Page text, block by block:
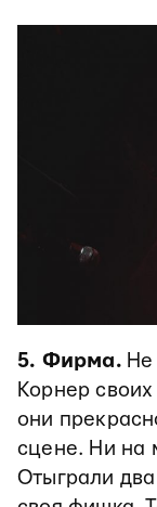
5. Фирма.Не
Корнер
они
сцене. Ни на
Отыграли